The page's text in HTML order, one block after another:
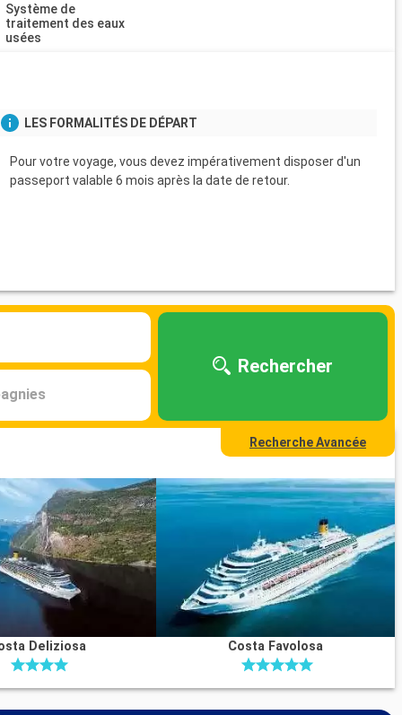
Système de
traitement des eaux
usées
LES FORMALITÉS DE DÉPART
Pour votre voyage, vous devez impérativement disposer d'un
passeport valable 6 mois après la date de retour.
Rechercher
Recherche Avancée
Deliziosa Costa Favolosa